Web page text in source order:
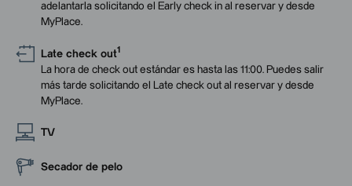
adelantarla solicitando el Early check in al reservar y desde
MyPlace.
Late check out1
La hora de check out estándar es hasta las 11:00. Puedes salir
más tarde solicitando el Late check out al reservar y desde
MyPlace.
TV
Secador de pelo